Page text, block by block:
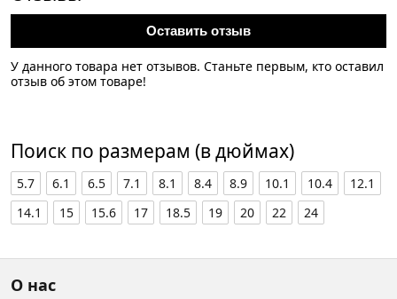
Оставить отзыв
У данного товара нет отзывов. Станьте первым, кто оставил
отзыв об этом товаре!
Поиск по размерам (в дюймах)
5.7 6.1 6.5 7.1 8.1 8.4 8.9 10.1 10.4
12.1
14.1
15 15.6 17 18.5 19 20 22 24
О нас